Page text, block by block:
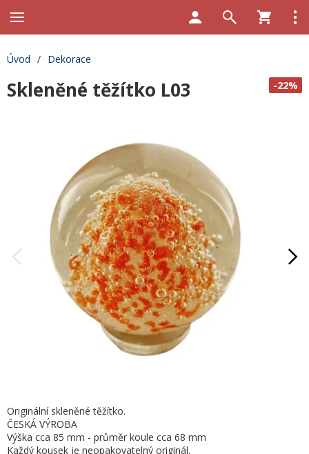
Úvod / Dekorace
-22%
Skleněné těžítko L03
Originální skleněné těžítko.
ČESKÁ VÝROBA
Výška cca 85 mm - průměr koule cca 68 mm
Každý kousek je neopakovatelný originál.